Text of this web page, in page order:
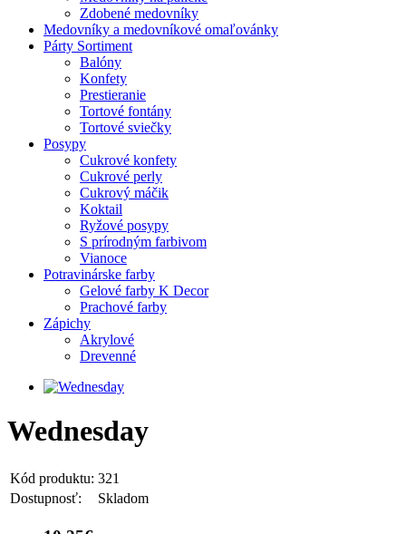
Zdobené medovníky
Medovníky a medovníkové omaľovánky
Párty Sortiment
Balóny
Konfety
Prestieranie
Tortové fontány
Tortové sviečky
Posypy
Cukrové konfety
Cukrové perly
Cukrový máčik
Koktail
Ryžové posypy
S prírodným farbivom
Vianoce
Potravinárske farby
Gelové farby K Decor
Prachové farby
Zápichy
Akrylové
Drevenné
Wednesday
Kód produktu: 321
Dostupnosť:
Skladom